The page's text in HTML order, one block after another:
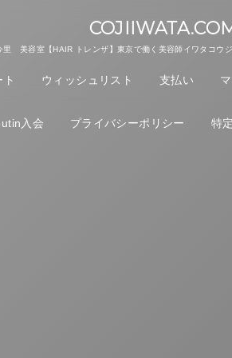
里 美容室【HAIR トレンザ】東京で働く美容師イワタコウ
ト ウィッシュリスト 支払い
入会 プライバシーポリシー 特